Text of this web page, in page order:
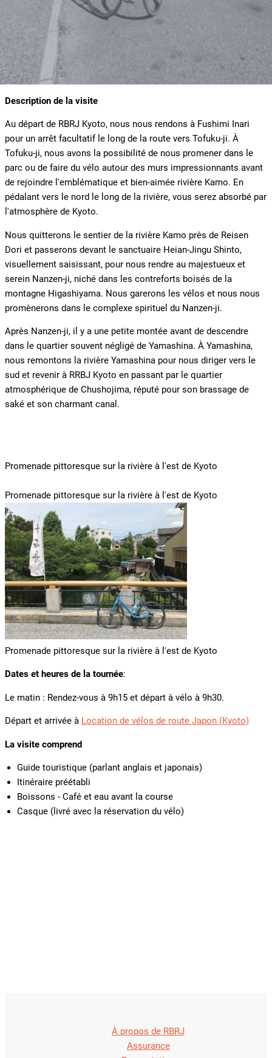
Description de la visite
Au départ de RBRJ Kyoto, nous nous rendons à Fushimi Inari
pour un arrêt facultatif le long de la route vers Tofuku-ji. À
Tofuku-ji, nous avons la possibilité de nous promener dans le
parc ou de faire du vélo autour des murs impressionnants avant
de rejoindre l'emblématique et bien-aimée rivière Kamo. En
pédalant vers le nord le long de la rivière, vous serez absorbé par
l'atmosphère de Kyoto.
Nous quitterons le sentier de la rivière Kamo près de Reisen
Dori et passerons devant le sanctuaire Heian-Jingu Shinto,
visuellement saisissant, pour nous rendre au majestueux et
serein Nanzen-ji, niché dans les contreforts boisés de la
montagne Higashiyama. Nous garerons les vélos et nous nous
promènerons dans le complexe spirituel du Nanzen-ji.
Après Nanzen-ji, il y a une petite montée avant de descendre
dans le quartier souvent négligé de Yamashina. À Yamashina,
nous remontons la rivière Yamashina pour nous diriger vers le
sud et revenir à RRBJ Kyoto en passant par le quartier
atmosphérique de Chushojima, réputé pour son brassage de
saké et son charmant canal.
Promenade pittoresque sur la rivière à l'est de Kyoto
Promenade pittoresque sur la rivière à l'est de Kyoto
Promenade pittoresque sur la rivière à l'est de Kyoto
Dates et heures de la tournée:
Le matin : Rendez-vous à 9h15 et départ à vélo à 9h30.
Départ et arrivée à Location de vélos de route Japon (Kyoto)
La visite comprend
Guide touristique (parlant anglais et japonais)
Itinéraire préétabli
Boissons - Café et eau avant la course
Casque (livré avec la réservation du vélo)
À propos de RBRJ
Assurance